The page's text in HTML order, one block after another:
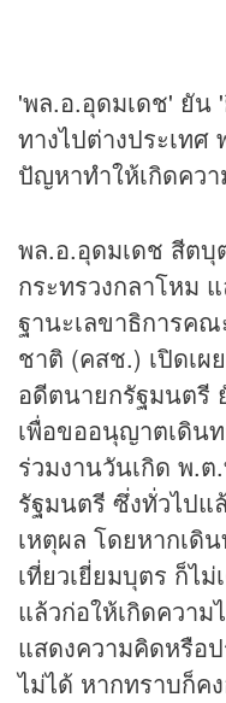
'พล.อ.อุดมเดช' ยัน
ทางไปต่างประเทศ
ปัญหาทำให้เกิดคว
พล.อ.อุดมเดช สีตบุ
กระทรวงกลาโหม
ฐานะเลขาธิการค
ชาติ (คสช.) เปิดเ
อดีตนายกรัฐมนตรี
เพื่อขออนุญาตเดินท
ร่วมงานวันเกิด พ.
รัฐมนตรี ซึ่งทั่วไป
เหตุผล โดยหากเดิ
เที่ยวเยี่ยมบุตร ก็ไ
แล้วก่อให้เกิดความ
แสดงความคิดหรือ
ไม่ได้ หากทราบก็ค